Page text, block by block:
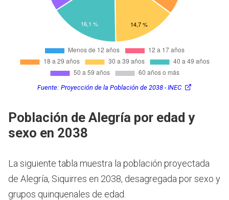
Fuente: Proyección de la Población de 2038 - INEC
Población de Alegría por edad y
sexo en 2038
La siguiente tabla muestra la población proyectada
de Alegría, Siquirres en 2038, desagregada por sexo y
grupos quinquenales de edad.